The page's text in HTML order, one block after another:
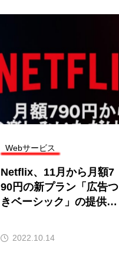
Webサービス
Netflix、11月から月額7
90円の新プラン「広告つ
きベーシック」の提供を
2022.10.14